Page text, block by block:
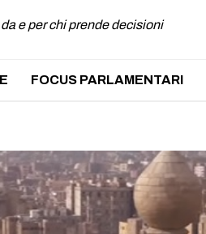
e per chi prende decisioni
FOCUS PARLAMENTARI